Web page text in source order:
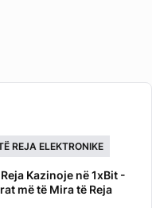
REJA ELEKTRONIKE
Kazinoje në 1xBit -
më të Mira të Reja